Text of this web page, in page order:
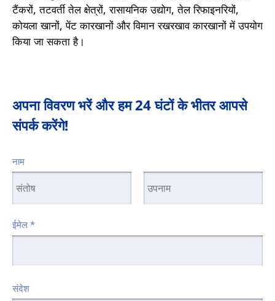
टैंकरों, तटवर्ती तेल क्षेत्रों, रासायनिक उद्योग, तेल रिफाइनरियों,
कोयला खानों, पेंट कारखानों और विमान रखरखाव कारखानों में उपयोग
किया जा सकता है।
अपना विवरण भरें और हम 24 घंटों के भीतर आपसे
संपर्क करेंगे!
नाम
ईमेल *
संदेश